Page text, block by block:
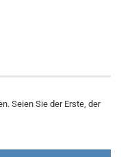
Seien Sie der Erste, der